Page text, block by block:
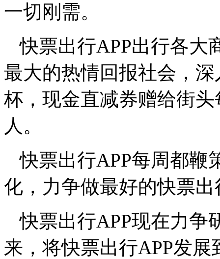
一切刚需。
快票出行APP出行各大
最大的热情回报社会，
杯，现金直减券赠给街
人。
快票出行APP每周都鞭
化，力争做最好的快票
快票出行APP现在力争
来，将快票出行APP发